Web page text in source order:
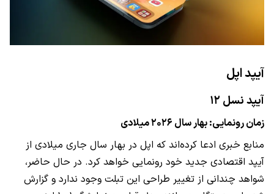
آیپد اپل
آیپد نسل ۱۲
زمان رونمایی: بهار سال ۲۰۲۶ میلادی
منابع خبری ادعا کرده‌اند که اپل در بهار سال جاری میلادی از
آیپد اقتصادی جدید خود رونمایی خواهد کرد. در حال حاضر،
شواهد چندانی از تغییر طراحی این تبلت وجود ندارد و گزارش